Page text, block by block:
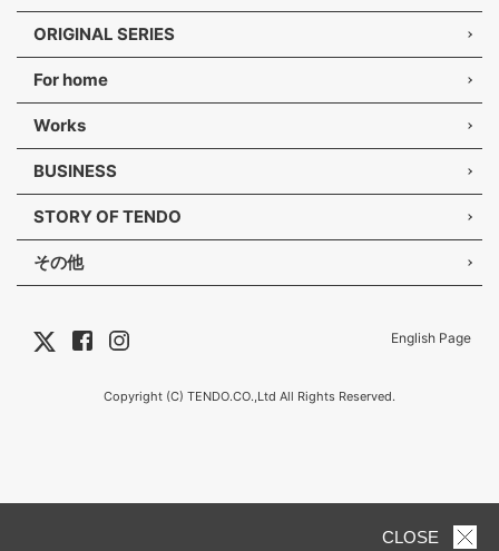
ORIGINAL SERIES
For home
Works
BUSINESS
STORY OF TENDO
その他
English Page
Copyright (C) TENDO.CO.,Ltd All Rights Reserved.
CLOSE